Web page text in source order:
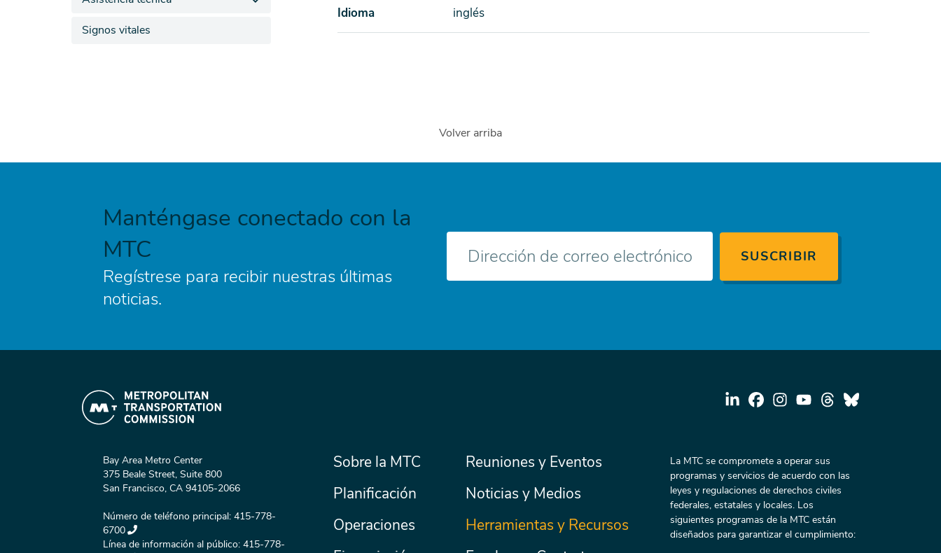
Idioma inglés
Signos vitales
Volver arriba
Manténgase conectado con la
MTC
Regístrese para recibir nuestras últimas
noticias.
electrónico
Bay Area Metro Center
375 Beale Street, Suite 800
San Francisco, CA 94105-2066
Número de teléfono principal: 415-778-
6700
Línea de información al público: 415-778-
Menú
principal
Sobre la MTC
Planificación
Operaciones
Secondary
Reuniones y Eventos
Noticias y Medios
Herramientas y Recursos
La MTC se compromete a operar sus
programas y servicios de acuerdo con las
leyes y regulaciones de derechos civiles
federales, estatales y locales. Los
siguientes programas de la MTC están
diseñados para garantizar el cumplimiento: